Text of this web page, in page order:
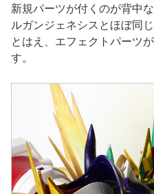
新規パーツが付くのが背中
ルガンジェネシスとほぼ同じ
とはえ、エフェクトパーツ
す。